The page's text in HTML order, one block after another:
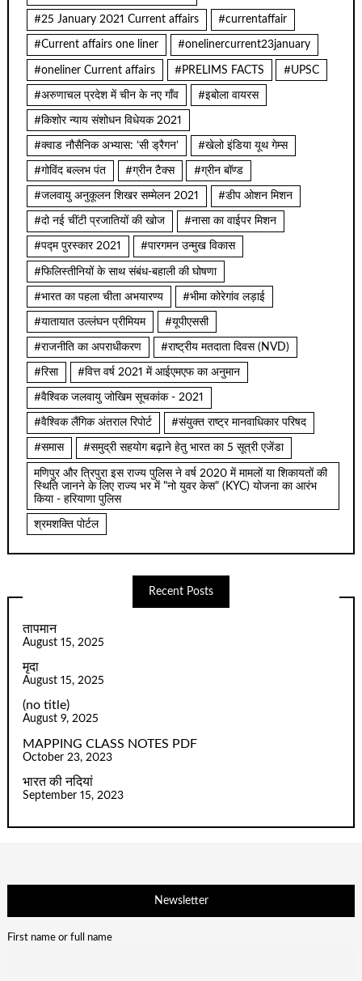
#25 January 2021 Current affairs #currentaffair
#Current affairs one liner #onelinercurrent23january
#oneliner Current affairs #PRELIMS FACTS #UPSC
#अरुणाचल प्रदेश में चीन के नए गाँव #इबोला वायरस
#किशोर न्याय संशोधन विधेयक 2021
#क्वाड नौसैनिक अभ्यास: ‘सी ड्रैगन’ #खेलो इंडिया यूथ गेम्स
#गोविंद बल्लभ पंत #ग्रीन टैक्स #ग्रीन बॉण्ड
#जलवायु अनुकूलन शिखर सम्मेलन 2021 #डीप ओशन मिशन
#दो नई चींटी प्रजातियों की खोज #नासा का वाईपर मिशन
#पद्म पुरस्कार 2021 #पारगमन उन्मुख विकास
#फिलिस्तीनियों के साथ संबंध-बहाली की घोषणा
#भारत का पहला चीता अभयारण्य #भीमा कोरेगांव लड़ाई
#यातायात उल्लंघन प्रीमियम #यूपीएससी
#राजनीति का अपराधीकरण #राष्ट्रीय मतदाता दिवस (NVD)
#रिसा #वित्त वर्ष 2021 में आईएमएफ का अनुमान
#वैश्विक जलवायु जोखिम सूचकांक - 2021
#वैश्विक लैंगिक अंतराल रिपोर्ट #संयुक्त राष्ट्र मानवाधिकार परिषद
#समास #समुद्री सहयोग बढ़ाने हेतु भारत का 5 सूत्री एजेंडा
मणिपुर और त्रिपुरा इस राज्य पुलिस ने वर्ष 2020 में मामलों या शिकायतों की
स्थिति जानने के लिए राज्य भर में "नो युवर केस" (KYC) योजना का आरंभ
किया - हरियाणा पुलिस
श्रमशक्ति पोर्टल
Recent Posts
तापमान
August 15, 2025
मृदा
August 15, 2025
(no title)
August 9, 2025
MAPPING CLASS NOTES PDF
October 23, 2023
भारत की नदियां
September 15, 2023
Newsletter
First name or full name